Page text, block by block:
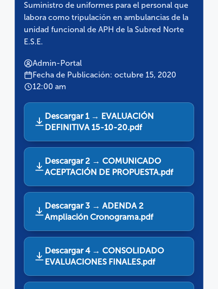
Suministro de uniformes para el personal que
labora como tripulación en ambulancias de la
unidad funcional de APH de la Subred Norte
E.S.E.
Admin-Portal
Fecha de Publicación: octubre 15, 2020
12:00 am
Descargar 1 → EVALUACIÓN
DEFINITIVA 15-10-20.pdf
Descargar 2 → COMUNICADO
ACEPTACIÓN DE PROPUESTA.pdf
Descargar 3 → ADENDA 2
Ampliación Cronograma.pdf
Descargar 4 → CONSOLIDADO
EVALUACIONES FINALES.pdf